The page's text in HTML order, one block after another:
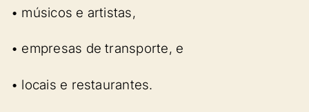
• músicos e artistas,
• empresas de transporte, e
• locais e restaurantes.